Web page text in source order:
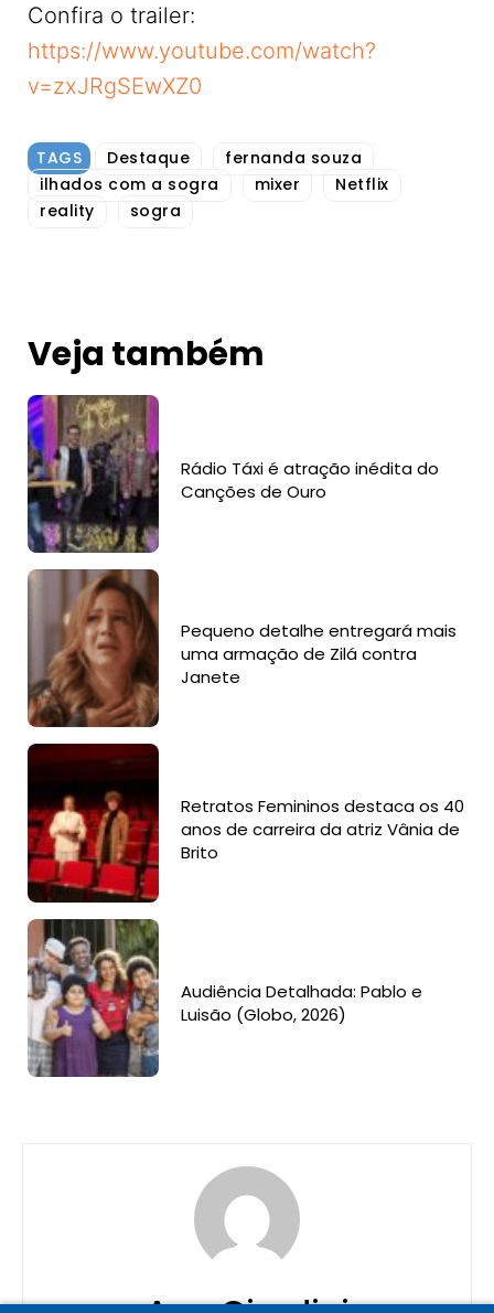
Confira o trailer:
https://www.youtube.com/watch?
v=zxJRgSEwXZ0
TAGS Destaque
fernanda souza
ilhados com a sogra
mixer
Netflix
reality
sogra
Veja também
Rádio Táxi é atração inédita do
Canções de Ouro
Pequeno detalhe entregará mais
uma armação de Zilá contra
Janete
Retratos Femininos destaca os 40
anos de carreira da atriz Vânia de
Brito
Audiência Detalhada: Pablo e
Luisão (Globo, 2026)